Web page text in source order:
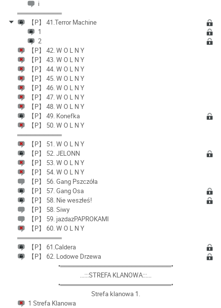
i
══════════
【P】 41.Terror Machine
1
2
【P】 42. W O L N Y
【P】 43. W O L N Y
【P】 44. W O L N Y
【P】 45. W O L N Y
【P】 46. W O L N Y
【P】 47. W O L N Y
【P】 48. W O L N Y
【P】 49. Konefka
【P】 50. W O L N Y
══════════
【P】 51. W O L N Y
【P】 52. JELONN
【P】 53. W O L N Y
【P】 54. W O L N Y
【P】 56. Gang Pszczóła
【P】 57. Gang Osa
【P】 58. Nie weszłeś!
【P】 58. Siwy
【P】 59. jazdazPAPROKAMI
【P】 60. W O L N Y
══════════
【P】 61.Caldera
【P】 62. Lodowe Drzewa
•═════════════════════════•
...:::STREFA KLANOWA:::...
•═════════════════════════•
Strefa klanowa 1.
1 Strefa Klanowa